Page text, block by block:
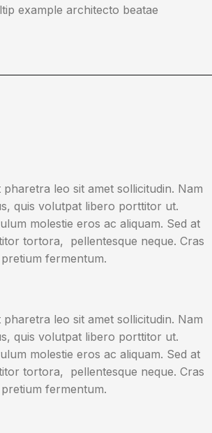
example architecto beatae
leo sit amet sollicitudin. Nam
quis volutpat libero porttitor ut.
molestie eros ac aliquam. Sed at
tortora, pellentesque neque. Cras
fermentum.
leo sit amet sollicitudin. Nam
quis volutpat libero porttitor ut.
molestie eros ac aliquam. Sed at
tortora, pellentesque neque. Cras
fermentum.